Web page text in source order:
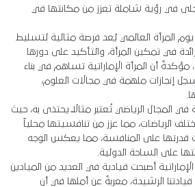
يتجلى في رؤية شاملة تعزز من مكانتها في
المرأة العالمي يُعد فرصة مثالية لتسليط
في تمكين المرأة، والتأكيد على دورها
أن المرأة الإماراتية تساهم في بناء
إنجازات ملهمة في مجالات العلوم،
في المجال الرياضي تُعتبر مثالاً يحتذى به، حيث
الرياضات، مما عزز من تنافسيتها محلياً
قدرتها على المنافسة، مما يعكس الوجه
على الساحة الدولية.
أصبحت قيادية في العديد من الميادين
الرشيدة، معربةً عن أملها في أن